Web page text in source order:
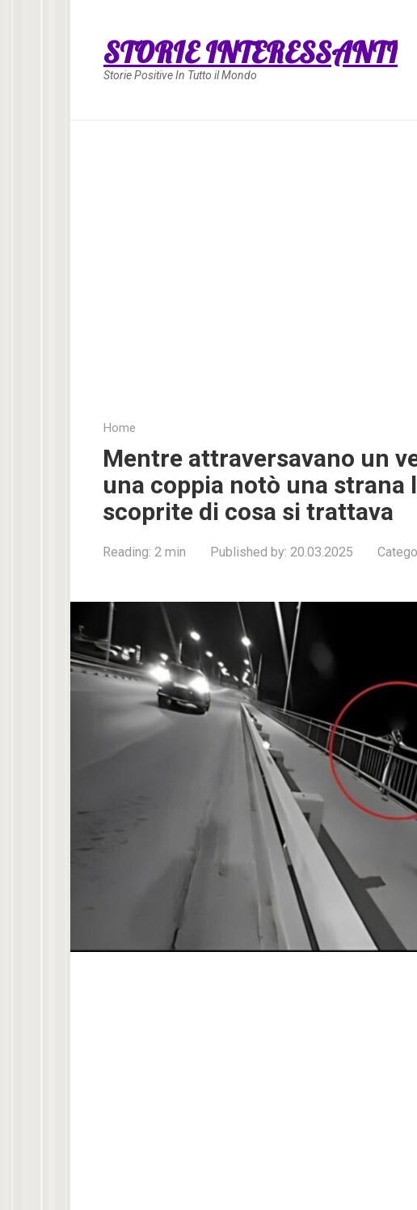
STORIE INTERESSANTI
Storie Positive In Tutto il Mondo
Home
Mentre attraversavano un
una coppia notò una strana
scoprite di cosa si trattava
Reading: 2 min Published by: 20.03.2025